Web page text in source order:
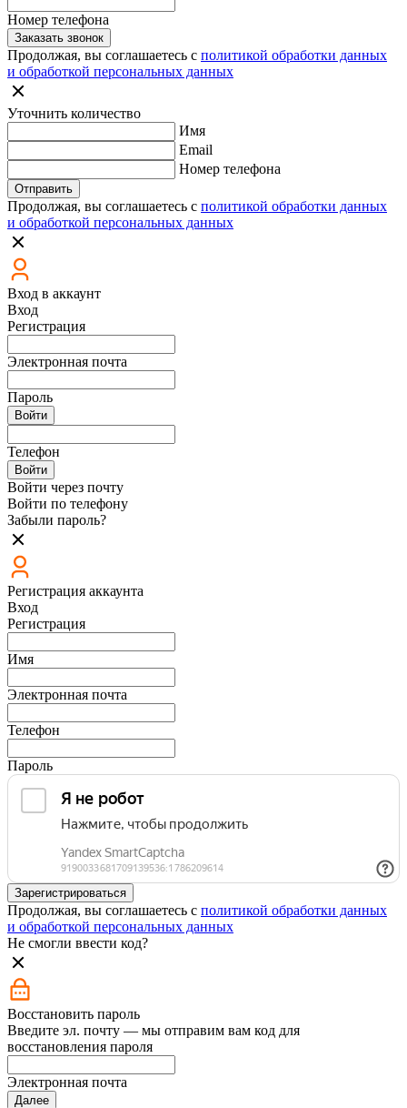
Номер телефона
Заказать звонок
Продолжая, вы соглашаетесь с политикой обработки данных
и обработкой персональных данных
Уточнить количество
Имя
Email
Номер телефона
Отправить
Продолжая, вы соглашаетесь с политикой обработки данных
и обработкой персональных данных
Вход в аккаунт
Вход
Регистрация
Электронная почта
Пароль
Войти
Телефон
Войти
Войти через почту
Войти по телефону
Забыли пароль?
Регистрация аккаунта
Вход
Регистрация
Имя
Электронная почта
Телефон
Пароль
Зарегистрироваться
Продолжая, вы соглашаетесь с политикой обработки данных
и обработкой персональных данных
Не смогли ввести код?
Восстановить пароль
Введите эл. почту — мы отправим вам код для
восстановления пароля
Электронная почта
Далее